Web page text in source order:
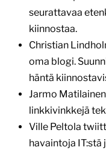
seurattavaa
kiinnostaa.
Christian
oma blogi.
häntä
Jarmo
linkkivinkkejä
Ville Peltola
havaintoja IT:stä